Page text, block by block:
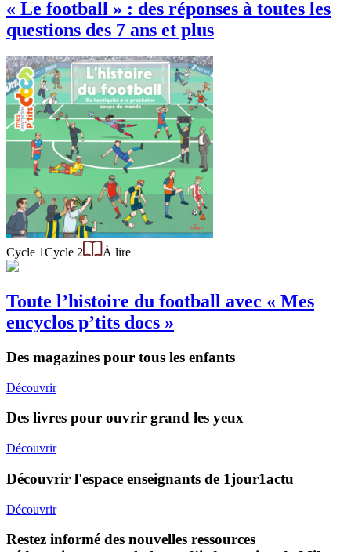
« Le football » : des réponses à toutes les
questions des 7 ans et plus
Cycle 1Cycle 2 À lire
Toute l’histoire du football avec « Mes
encyclos p’tits docs »
Des magazines pour tous les enfants
Découvrir
Des livres pour ouvrir grand les yeux
Découvrir
Découvrir l'espace enseignants de 1jour1actu
Découvrir
Restez informé des nouvelles ressources